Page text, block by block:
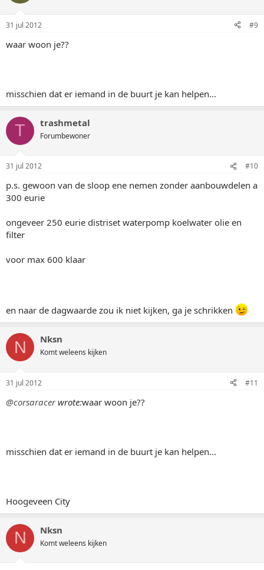
31 jul 2012 #9
waar woon je??
misschien dat er iemand in de buurt je kan helpen...
T trashmetal
Forumbewoner
31 jul 2012 #10
p.s. gewoon van de sloop ene nemen zonder aanbouwdelen a
300 eurie
ongeveer 250 eurie distriset waterpomp koelwater olie en
filter
voor max 600 klaar
en naar de dagwaarde zou ik niet kijken, ga je schrikken
N Nksn
Komt weleens kijken
31 jul 2012 #11
@corsaracerwrote:waar woon je??
misschien dat er iemand in de buurt je kan helpen...
Hoogeveen City
N Nksn
Komt weleens kijken